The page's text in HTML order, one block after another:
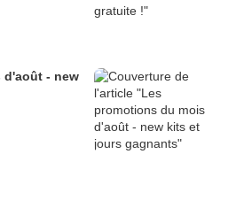
d'août - new